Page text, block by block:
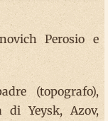
Perosio e
(topografo),
Yeysk, Azov,